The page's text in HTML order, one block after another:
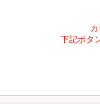
下記ボタ